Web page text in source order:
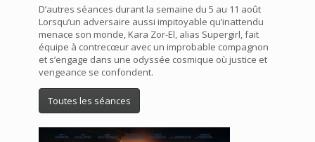
D’autres séances durant la semaine du 5 au 11 août
Lorsqu’un adversaire aussi impitoyable qu’inattendu
menace son monde, Kara Zor-El, alias Supergirl, fait
équipe à contrecœur avec un improbable compagnon
et s’engage dans une odyssée cosmique où justice et
vengeance se confondent.
Toutes les séances